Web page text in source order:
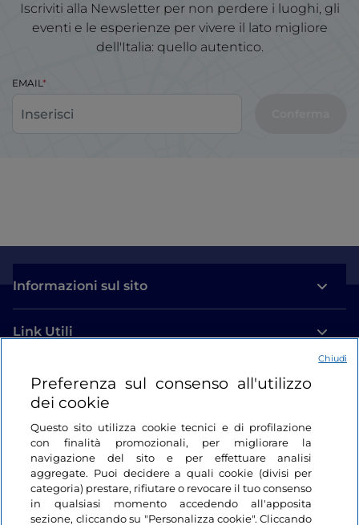
Iscriviti alla Newsletter per non perdere i luoghi, gli
eventi e le esperienze per vivere il lato migliore
dell'Italia: quello autentico.
EMAIL
Informazioni sul sito
Link Utili
Login
Restiamo in contatto
Preferenza sul consenso all'utilizzo
dei cookie
Questo sito utilizza cookie tecnici e di profilazione
con finalità promozionali, per migliorare la
navigazione del sito e per effettuare analisi
aggregate. Puoi decidere a quali cookie (divisi per
categoria) prestare, rifiutare o revocare il tuo consenso
in qualsiasi momento accedendo all'apposita
sezione, cliccando su "Personalizza cookie". Cliccando
Chiudi